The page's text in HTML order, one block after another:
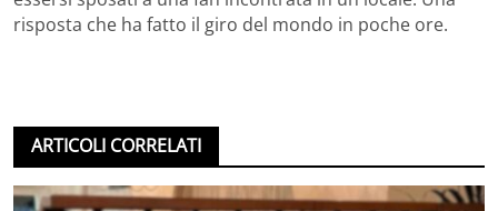
risposta che ha fatto il giro del mondo in poche ore.
ARTICOLI CORRELATI